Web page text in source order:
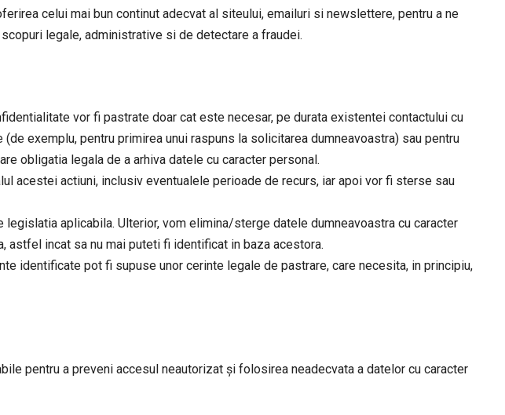
celui mai bun continut adecvat al siteului, emailuri si newslettere, pentru a ne
legale, administrative si de detectare a fraudei.
vor fi pastrate doar cat este necesar, pe durata existentei contactului cu
exemplu, pentru primirea unui raspuns la solicitarea dumneavoastra) sau pentru
obligatia legala de a arhiva datele cu caracter personal.
acestei actiuni, inclusiv eventualele perioade de recurs, iar apoi vor fi sterse sau
aplicabila. Ulterior, vom elimina/sterge datele dumneavoastra cu caracter
incat sa nu mai puteti fi identificat in baza acestora.
identificate pot fi supuse unor cerinte legale de pastrare, care necesita, in principiu,
pentru a preveni accesul neautorizat şi folosirea neadecvata a datelor cu caracter